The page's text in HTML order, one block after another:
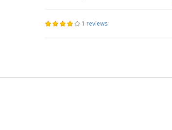
1 reviews